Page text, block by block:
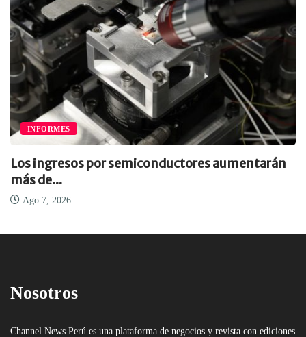
INFORMES
Los ingresos por semiconductores aumentarán
más de...
Ago 7, 2026
Nosotros
Channel News Perú es una plataforma de negocios y revista con ediciones